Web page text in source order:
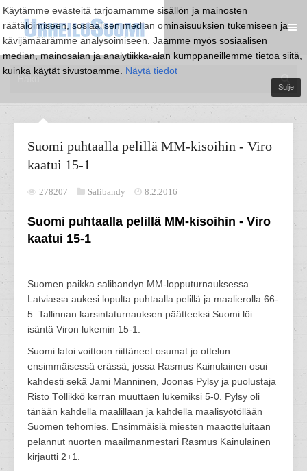
Käytämme evästeitä tarjoamamme sisällön ja mainosten
räätälöimiseen, sosiaalisen median ominaisuuksien tukemiseen ja
kävijämäärämme analysoimiseen. Jaamme myös sosiaalisen
median, mainosalan ja analytiikka-alan kumppaneillemme tietoa siitä,
kuinka käytät sivustoamme. Näytä tiedot
Sulje
Suomi puhtaalla pelillä MM-kisoihin - Viro
kaatui 15-1
278207 Salibandy 8.2.2016
Suomi puhtaalla pelillä MM-kisoihin - Viro
kaatui 15-1
Suomen paikka salibandyn MM-lopputurnauksessa
Latviassa aukesi lopulta puhtaalla pelillä ja maalierolla 66-
5. Tallinnan karsintaturnauksen päätteeksi Suomi löi
isäntä Viron lukemin 15-1.
Suomi latoi voittoon riittäneet osumat jo ottelun
ensimmäisessä erässä, jossa Rasmus Kainulainen osui
kahdesti sekä Jami Manninen, Joonas Pylsy ja puolustaja
Risto Töllikkö kerran muuttaen lukemiksi 5-0. Pylsy oli
tänään kahdella maalillaan ja kahdella maalisyötöllään
Suomen tehomies. Ensimmäisiä miesten maaotteluitaan
pelannut nuorten maailmanmestari Rasmus Kainulainen
kirjautti 2+1.